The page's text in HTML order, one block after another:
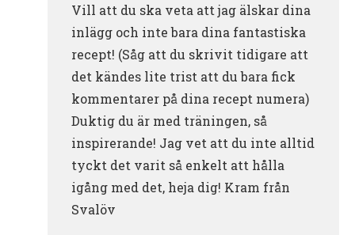
Vill att du ska veta att jag älskar dina
inlägg och inte bara dina fantastiska
recept! (Såg att du skrivit tidigare att
det kändes lite trist att du bara fick
kommentarer på dina recept numera)
Duktig du är med träningen, så
inspirerande! Jag vet att du inte alltid
tyckt det varit så enkelt att hålla
igång med det, heja dig! Kram från
Svalöv